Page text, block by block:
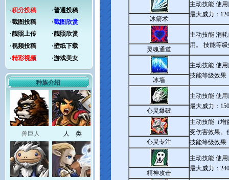
·积分投稿 ·普通投稿
·截图投稿 ·截图欣赏
·靓照上传 ·靓照欣赏
·视频投稿 ·壁纸下载
·精彩视频 ·游戏美女
种族介绍
兽巨人 人 类
主动技能 使
最大威力：
冰箭术
主动技能 消
用。 技能等
灵魂通道
主动技能 使
技能等级效果
冰墙
主动技能 使
最大威力：
心灵爆破
主动技能（增
受伤害效果。
技能等级效果
心灵专注
主动技能 使
最大威力：
精神攻击